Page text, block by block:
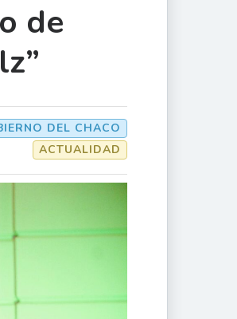
de
DEL CHACO
ACTUALIDAD